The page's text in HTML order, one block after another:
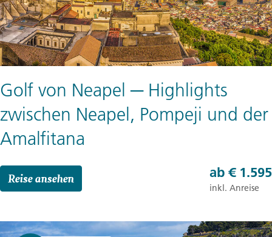
Golf von Neapel ─ Highlights
zwischen Neapel, Pompeji und der
Amalfitana
Reise ansehen ab € 1.595
inkl. Anreise